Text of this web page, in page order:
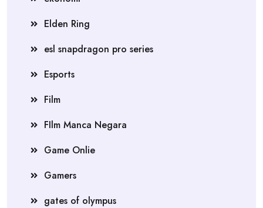
Elden Ring
esl snapdragon pro series
Esports
Film
FIlm Manca Negara
Game Onlie
Gamers
gates of olympus